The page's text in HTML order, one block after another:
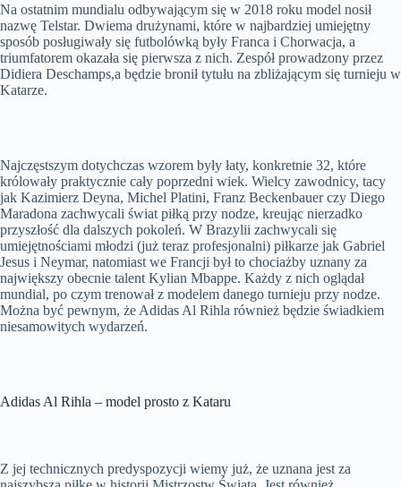
Na ostatnim mundialu odbywającym się w 2018 roku model nosił
nazwę Telstar. Dwiema drużynami, które w najbardziej umiejętny
sposób posługiwały się futbolówką były Franca i Chorwacja, a
triumfatorem okazała się pierwsza z nich. Zespół prowadzony przez
Didiera Deschamps,a będzie bronił tytułu na zbliżającym się turnieju w
Katarze.
Najczęstszym dotychczas wzorem były łaty, konkretnie 32, które
królowały praktycznie cały poprzedni wiek. Wielcy zawodnicy, tacy
jak Kazimierz Deyna, Michel Platini, Franz Beckenbauer czy Diego
Maradona zachwycali świat piłką przy nodze, kreując nierzadko
przyszłość dla dalszych pokoleń. W Brazylii zachwycali się
umiejętnościami młodzi (już teraz profesjonalni) piłkarze jak Gabriel
Jesus i Neymar, natomiast we Francji był to chociażby uznany za
największy obecnie talent Kylian Mbappe. Każdy z nich oglądał
mundial, po czym trenował z modelem danego turnieju przy nodze.
Można być pewnym, że Adidas Al Rihla również będzie świadkiem
niesamowitych wydarzeń.
Adidas Al Rihla – model prosto z Kataru
Z jej technicznych predyspozycji wiemy już, że uznana jest za